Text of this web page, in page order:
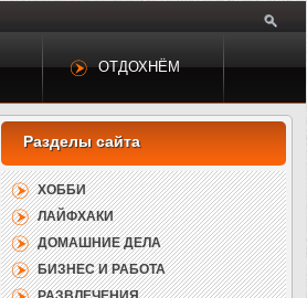
ОТДОХНЁМ
ХОББИ
ЛАЙФХАКИ
ДОМАШНИЕ ДЕЛА
БИЗНЕС И РАБОТА